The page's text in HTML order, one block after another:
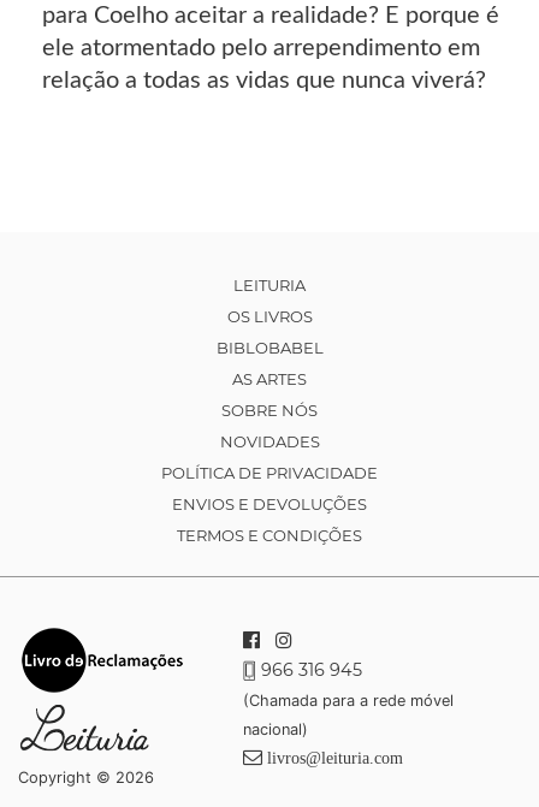
para Coelho aceitar a realidade? E porque é
ele atormentado pelo arrependimento em
relação a todas as vidas que nunca viverá?
LEITURIA
OS LIVROS
BIBLOBABEL
AS ARTES
SOBRE NÓS
NOVIDADES
POLÍTICA DE PRIVACIDADE
ENVIOS E DEVOLUÇÕES
TERMOS E CONDIÇÕES
Copyright © 2026
966 316 945
(Chamada para a rede móvel
nacional)
livros@leituria.com